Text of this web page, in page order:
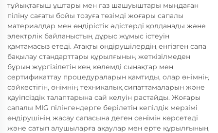
тұйықтағыш ұштары мен газ шашуыштары мыңдаған
піліну сағаты бойы тозуға төзімді жоғары сапалы
материалдар мен өндірістік әдістерді қолданады және
электрлік байланыстың дұрыс жұмыс істеуін
қамтамасыз етеді. Атақты өндірушілердің енгізген сапа
бақылау стандарттары құрылғының жеткізілмеден
бұрын жүргізілетін кең көлемді сынақтар мен
сертификаттау процедураларын қамтиды, олар өнімнің
сәйкестігін, өнімнің техникалық сипаттамаларын және
қауіпсіздік талаптарына сай келуін растайды. Жоғары
сапалы MIG пілінгендерге берілетін кепілдік мерзімі
өндірушінің жасау сапасына деген сенімін көрсетеді
және сатып алушыларға ақаулар мен ерте құрылғының